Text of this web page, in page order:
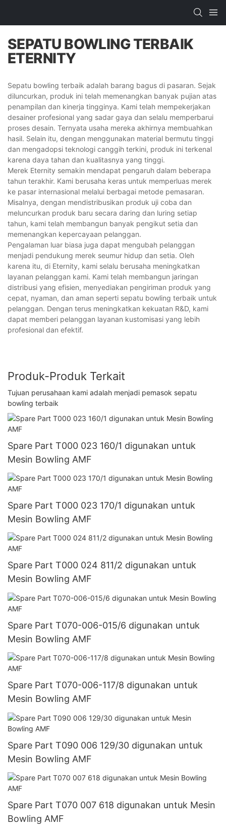
SEPATU BOWLING TERBAIK
ETERNITY
Sepatu bowling terbaik adalah barang bagus di pasaran. Sejak
diluncurkan, produk ini telah memenangkan banyak pujian atas
penampilan dan kinerja tingginya. Kami telah mempekerjakan
desainer profesional yang sadar gaya dan selalu memperbarui
proses desain. Ternyata usaha mereka akhirnya membuahkan
hasil. Selain itu, dengan menggunakan material bermutu tinggi
dan mengadopsi teknologi canggih terkini, produk ini terkenal
karena daya tahan dan kualitasnya yang tinggi.
Merek Eternity semakin mendapat pengaruh dalam beberapa
tahun terakhir. Kami berusaha keras untuk memperluas merek
ke pasar internasional melalui berbagai metode pemasaran.
Misalnya, dengan mendistribusikan produk uji coba dan
meluncurkan produk baru secara daring dan luring setiap
tahun, kami telah membangun banyak pengikut setia dan
memenangkan kepercayaan pelanggan.
Pengalaman luar biasa juga dapat mengubah pelanggan
menjadi pendukung merek seumur hidup dan setia. Oleh
karena itu, di Eternity, kami selalu berusaha meningkatkan
layanan pelanggan kami. Kami telah membangun jaringan
distribusi yang efisien, menyediakan pengiriman produk yang
cepat, nyaman, dan aman seperti sepatu bowling terbaik untuk
pelanggan. Dengan terus meningkatkan kekuatan R&D, kami
dapat memberi pelanggan layanan kustomisasi yang lebih
profesional dan efektif.
Produk-Produk Terkait
Tujuan perusahaan kami adalah menjadi pemasok sepatu
bowling terbaik
Spare Part T000 023 160/1 digunakan untuk
Mesin Bowling AMF
Spare Part T000 023 170/1 digunakan untuk
Mesin Bowling AMF
Spare Part T000 024 811/2 digunakan untuk
Mesin Bowling AMF
Spare Part T070-006-015/6 digunakan untuk
Mesin Bowling AMF
Spare Part T070-006-117/8 digunakan untuk
Mesin Bowling AMF
Spare Part T090 006 129/30 digunakan untuk
Mesin Bowling AMF
Spare Part T070 007 618 digunakan untuk Mesin
Bowling AMF